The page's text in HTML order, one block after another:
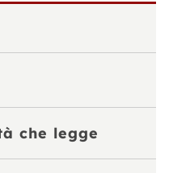
che legge